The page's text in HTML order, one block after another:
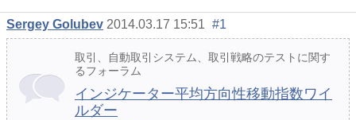
Sergey Golubev 2014.03.17 15:51 #1
取引、自動取引システム、取引戦略のテストに関す
るフォーラム
インジケーター平均方向性移動指数ワイ
ルダー